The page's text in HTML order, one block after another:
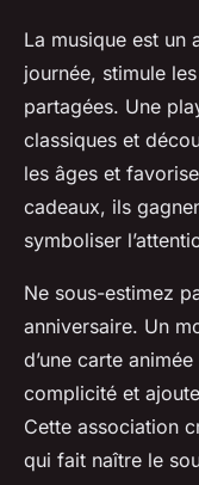
La musique est un
journée, stimule
partagées. Une
classiques et
les âges et
cadeaux, ils
symboliser
Ne sous-estimez
anniversaire. Un
d’une carte
complicité et
Cette association
qui fait naître le